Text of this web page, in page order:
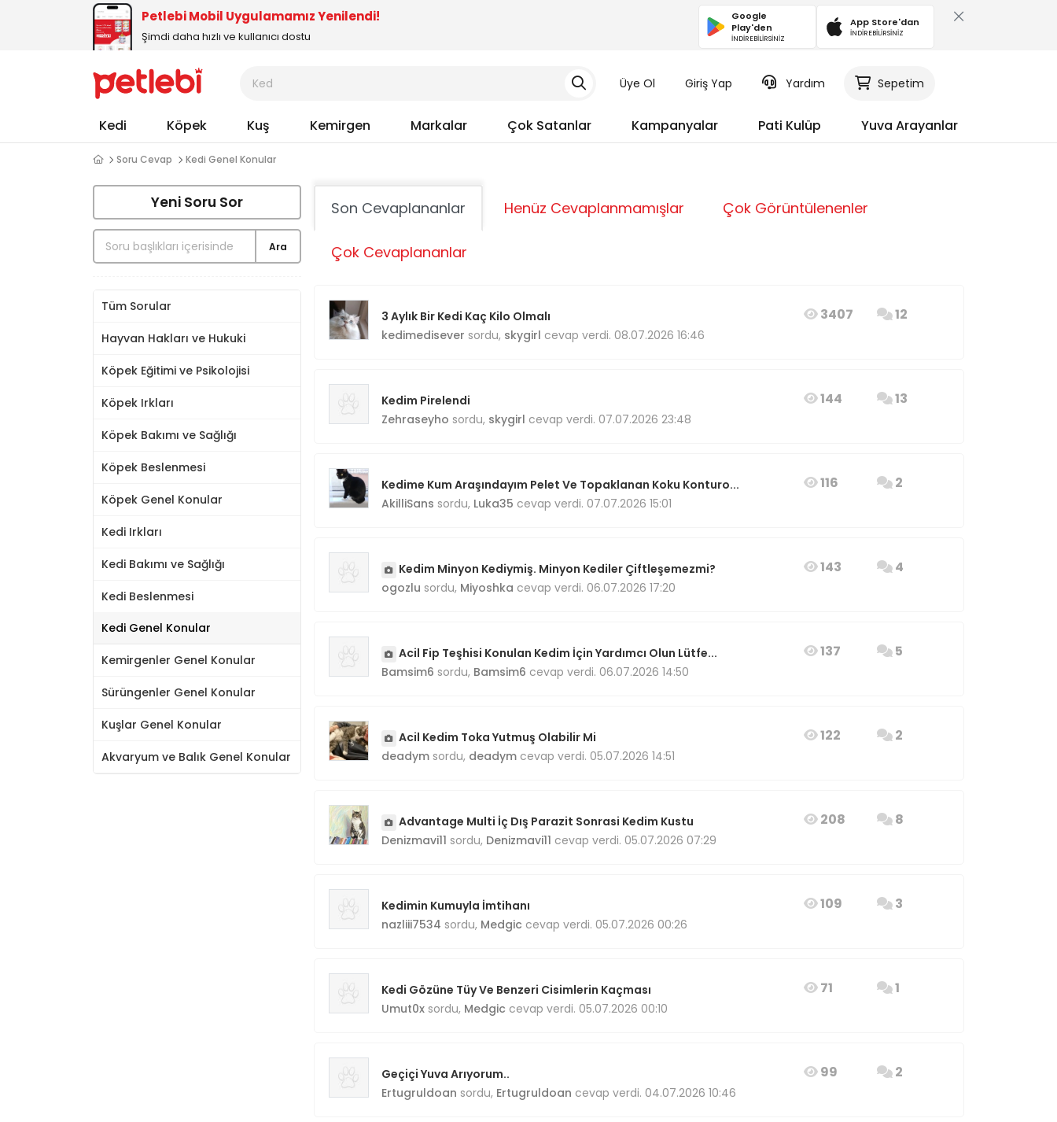
Petlebi Mobil Uygulamamız Yenilendi!
Şimdi daha hızlı ve kullanıcı dostu
Google
Play'den
İNDİREBİLİRSİNİZ
App Store'dan
İNDİREBİLİRSİNİZ
Üye Ol Giriş Yap Yardım Sepetim
Kedi Köpek Kuş Kemirgen Markalar Çok Satanlar Kampanyalar Pati Kulüp Yuva Arayanlar
Soru Cevap Kedi Genel Konular
Yeni Soru Sor
Ara
Tüm Sorular
Hayvan Hakları ve Hukuki
Köpek Eğitimi ve Psikolojisi
Köpek Irkları
Köpek Bakımı ve Sağlığı
Köpek Beslenmesi
Köpek Genel Konular
Kedi Irkları
Kedi Bakımı ve Sağlığı
Kedi Beslenmesi
Kedi Genel Konular
Kemirgenler Genel Konular
Sürüngenler Genel Konular
Kuşlar Genel Konular
Akvaryum ve Balık Genel Konular
Son Cevaplananlar Henüz Cevaplanmamışlar Çok Görüntülenenler
Çok Cevaplananlar
3 Aylık Bir Kedi Kaç Kilo Olmalı
kedimedisever sordu, skygirl cevap verdi. 08.07.2026 16:46
12
3407
Kedim Pirelendi
Zehraseyho sordu, skygirl cevap verdi. 07.07.2026 23:48
13
144
Kedime Kum Araşındayım Pelet Ve Topaklanan Koku Konturo...
AkilliSans sordu, Luka35 cevap verdi. 07.07.2026 15:01
2
116
Kedim Minyon Kediymiş. Minyon Kediler Çiftleşemezmi?
ogozlu sordu, Miyoshka cevap verdi. 06.07.2026 17:20
4
143
Acil Fip Teşhisi Konulan Kedim İçin Yardımcı Olun Lütfe...
Bamsim6 sordu, Bamsim6 cevap verdi. 06.07.2026 14:50
5
137
Acil Kedim Toka Yutmuş Olabilir Mi
deadymsordu, deadymcevap verdi. 05.07.2026 14:51
2
122
Advantage Multi İç Dış Parazit Sonrasi Kedim Kustu
Denizmavi11 sordu, Denizmavi11 cevap verdi. 05.07.2026 07:29
8
208
Kedimin Kumuyla İmtihanı
nazliii7534 sordu, Medgic cevap verdi. 05.07.2026 00:26
3
109
Kedi Gözüne Tüy Ve Benzeri Cisimlerin Kaçması
Umut0xsordu, Medgic cevap verdi. 05.07.2026 00:10
1
71
Geçiçi Yuva Arıyorum..
Ertugruldoan sordu, Ertugruldoan cevap verdi. 04.07.2026 10:46
2
99